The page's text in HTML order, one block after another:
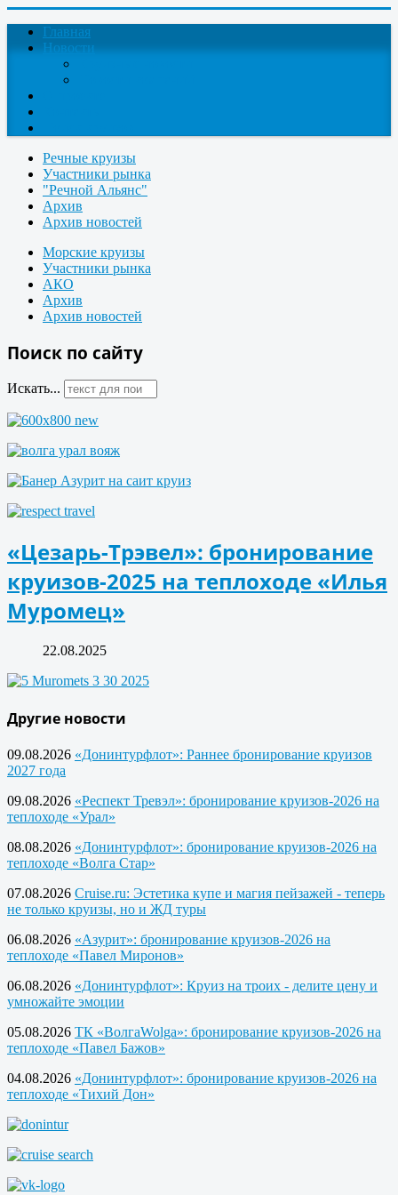
Главная
Новости
Речные круизы
Участники рынка
"Речной Альянс"
Архив
Архив новостей
Морские круизы
Участники рынка
АКО
Архив
Архив новостей
Поиск по сайту
Искать...
«Цезарь-Трэвел»: бронирование
круизов-2025 на теплоходе «Илья
Муромец»
22.08.2025
Другие новости
09.08.2026 «Донинтурфлот»: Раннее бронирование круизов
2027 года
09.08.2026 «Респект Тревэл»: бронирование круизов-2026 на
теплоходе «Урал»
08.08.2026 «Донинтурфлот»: бронирование круизов-2026 на
теплоходе «Волга Стар»
07.08.2026 Cruise.ru: Эстетика купе и магия пейзажей - теперь
не только круизы, но и ЖД туры
06.08.2026 «Азурит»: бронирование круизов-2026 на
теплоходе «Павел Миронов»
06.08.2026 «Донинтурфлот»: Круиз на троих - делите цену и
умножайте эмоции
05.08.2026 ТК «ВолгаWolga»: бронирование круизов-2026 на
теплоходе «Павел Бажов»
04.08.2026 «Донинтурфлот»: бронирование круизов-2026 на
теплоходе «Тихий Дон»